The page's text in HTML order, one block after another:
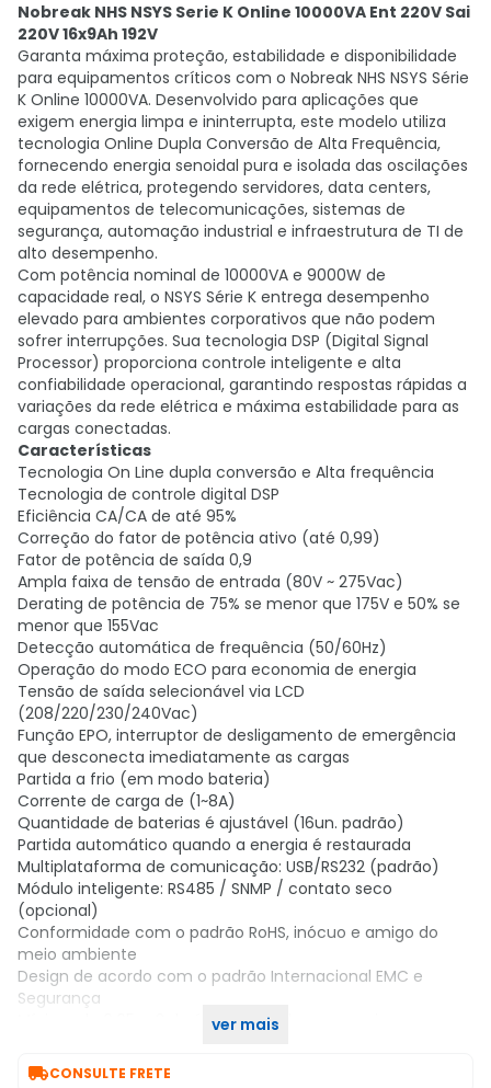
Nobreak NHS NSYS Serie K Online 10000VA Ent 220V Sai
220V 16x9Ah 192V
Garanta máxima proteção, estabilidade e disponibilidade
para equipamentos críticos com o Nobreak NHS NSYS Série
K Online 10000VA. Desenvolvido para aplicações que
exigem energia limpa e ininterrupta, este modelo utiliza
tecnologia Online Dupla Conversão de Alta Frequência,
fornecendo energia senoidal pura e isolada das oscilações
da rede elétrica, protegendo servidores, data centers,
equipamentos de telecomunicações, sistemas de
segurança, automação industrial e infraestrutura de TI de
alto desempenho.
Com potência nominal de 10000VA e 9000W de
capacidade real, o NSYS Série K entrega desempenho
elevado para ambientes corporativos que não podem
sofrer interrupções. Sua tecnologia DSP (Digital Signal
Processor) proporciona controle inteligente e alta
confiabilidade operacional, garantindo respostas rápidas a
variações da rede elétrica e máxima estabilidade para as
cargas conectadas.
Características
Tecnologia On Line dupla conversão e Alta frequência
Tecnologia de controle digital DSP
Eficiência CA/CA de até 95%
Correção do fator de potência ativo (até 0,99)
Fator de potência de saída 0,9
Ampla faixa de tensão de entrada (80V ~ 275Vac)
Derating de potência de 75% se menor que 175V e 50% se
menor que 155Vac
Detecção automática de frequência (50/60Hz)
Operação do modo ECO para economia de energia
Tensão de saída selecionável via LCD
(208/220/230/240Vac)
Função EPO, interruptor de desligamento de emergência
que desconecta imediatamente as cargas
Partida a frio (em modo bateria)
Corrente de carga de (1~8A)
Quantidade de baterias é ajustável (16un. padrão)
Partida automático quando a energia é restaurada
Multiplataforma de comunicação: USB/RS232 (padrão)
Módulo inteligente: RS485 / SNMP / contato seco
(opcional)
Conformidade com o padrão RoHS, inócuo e amigo do
meio ambiente
Design de acordo com o padrão Internacional EMC e
Segurança
Mínimo de 0,05 m2 de área ocupada, economia no
ver mais
CONSULTE FRETE